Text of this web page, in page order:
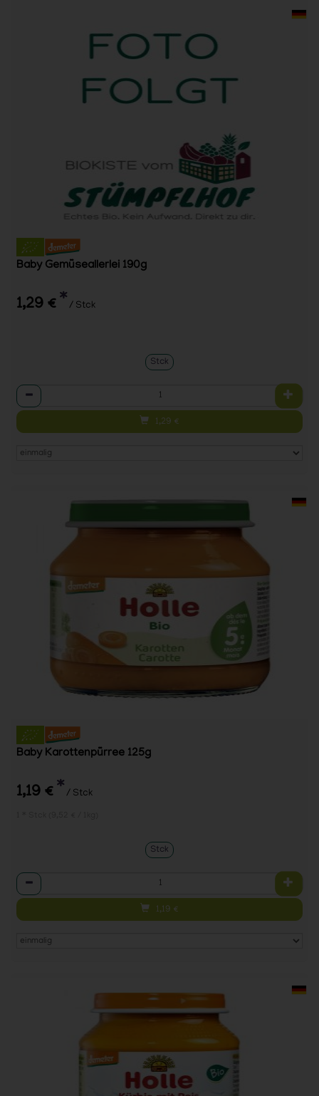
Baby Gemüseallerlei 190g
1,29 € * / Stck
Stck
Anzahl
1,29 €
Baby Karottenpürree 125g
1,19 € * / Stck
Stck
Anzahl
1,19 €